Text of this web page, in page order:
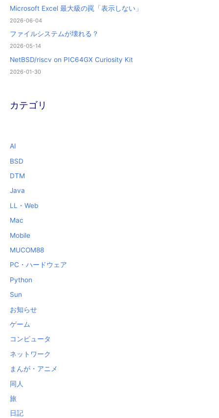
Microsoft Excel 最大級の罠「表示しない」
2026-06-04
ファイルシステムが壊れる？
2026-05-14
NetBSD/riscv on PIC64GX Curiosity Kit
2026-01-30
カテゴリ
AI
BSD
DTM
Java
LL・Web
Mac
Mobile
MUCOM88
PC・ハードウェア
Python
Sun
お知らせ
ゲーム
コンピュータ
ネットワーク
まんが・アニメ
同人
旅
日記